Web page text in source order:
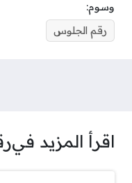
وسوم:
رقم الجلوس
اقرأ المزيد في